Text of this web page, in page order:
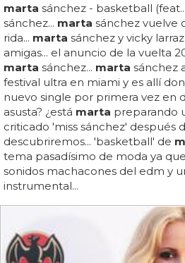
marta sánchez - basketball
sánchez... marta sánchez vuelve
rida... marta sánchez y vicky
amigas... el anuncio de la vuelta
marta sánchez... marta sánchez
festival ultra en miami y es allí
nuevo single por primera vez en
asusta? ¿está marta preparando
criticado 'miss sánchez' después
descubriremos... 'basketball' de
tema pasadísimo de moda ya
sonidos machacones del edm y
instrumental...